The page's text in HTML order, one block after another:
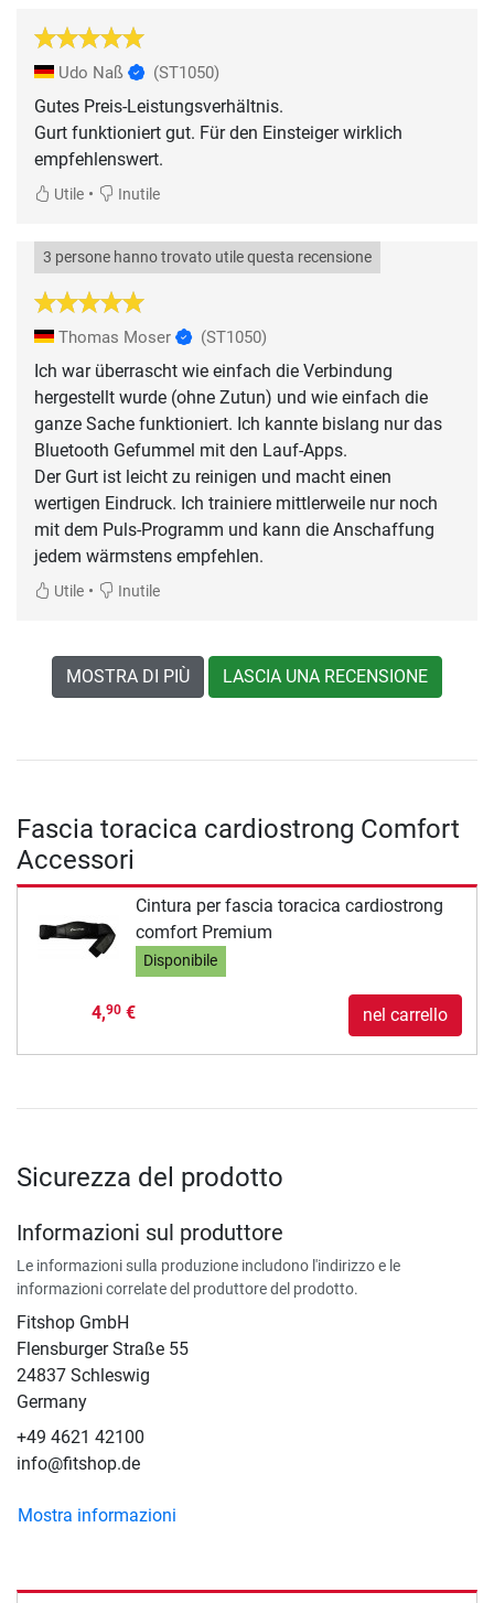
Udo Naß (ST1050)
Gutes Preis-Leistungsverhältnis.
Gurt funktioniert gut. Für den Einsteiger wirklich
empfehlenswert.
Utile • Inutile
3 persone hanno trovato utile questa recensione
Thomas Moser (ST1050)
Ich war überrascht wie einfach die Verbindung
hergestellt wurde (ohne Zutun) und wie einfach die
ganze Sache funktioniert. Ich kannte bislang nur das
Bluetooth Gefummel mit den Lauf-Apps.
Der Gurt ist leicht zu reinigen und macht einen
wertigen Eindruck. Ich trainiere mittlerweile nur noch
mit dem Puls-Programm und kann die Anschaffung
jedem wärmstens empfehlen.
Utile • Inutile
MOSTRA DI PIÙ LASCIA UNA RECENSIONE
Fascia toracica cardiostrong Comfort
Accessori
Cintura per fascia toracica cardiostrong
comfort Premium
Disponibile
4,90€ nel carrello
Sicurezza del prodotto
Informazioni sul produttore
Le informazioni sulla produzione includono l'indirizzo e le
informazioni correlate del produttore del prodotto.
Fitshop GmbH
Flensburger Straße 55
24837 Schleswig
Germany
+49 4621 42100
info@fitshop.de
Mostra informazioni